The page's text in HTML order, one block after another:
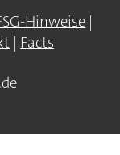
Hinweise |
| Facts